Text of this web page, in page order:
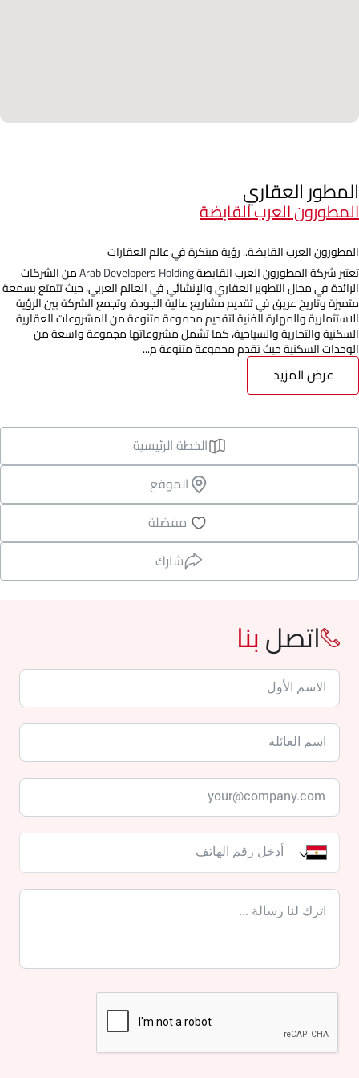
المطور العقاري
المطورون العرب القابضة
المطورون العرب القابضة.. رؤية مبتكرة في عالم العقارات
تعتبر شركة المطورون العرب القابضةArab Developers Holdingمن الشركات
الرائدة في مجال التطوير العقاري والإنشائي في العالم العربي، حيث تتمتع بسمعة
متميزة وتاريخ عريق في تقديم مشاريع عالية الجودة. وتجمع الشركة بين الرؤية
الاستثمارية والمهارة الفنية لتقديم مجموعة متنوعة من المشروعات العقارية
السكنية والتجارية والسياحية، كما تشمل مشروعاتها مجموعة واسعة من
الوحدات السكنية حيث تقدم مجموعة متنوعة م...
عرض المزيد
الخطة الرئيسية
الموقع
مفضلة
شارك
اتصلبنا